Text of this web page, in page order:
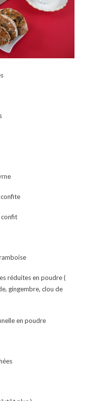
confite
confit
réduites en poudre (
gingembre, clou de
en poudre